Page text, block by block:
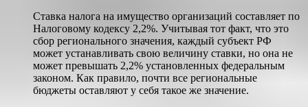
Ставка налога на имущество организаций составляет по
Налоговому кодексу 2,2%. Учитывая тот факт, что это
сбор регионального значения, каждый субъект РФ
может устанавливать свою величину ставки, но она не
может превышать 2,2% установленных федеральным
законом. Как правило, почти все региональные
бюджеты оставляют у себя такое же значение.